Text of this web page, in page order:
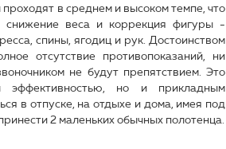
в среднем и высоком темпе, что
снижение веса и коррекция фигуры -
спины, ягодиц и рук. Достоинством
отсутствие противопоказаний, ни
не будут препятствием. Это
эффективностью, но и прикладным
в отпуске, на отдыхе и дома, имея под
2 маленьких обычных полотенца.